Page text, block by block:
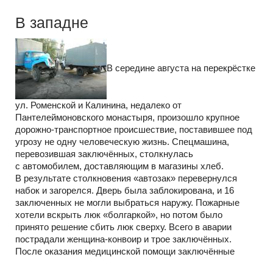
В западне
В середине августа на перекрёстке
ул. Роменской и Калинина, недалеко от
Пантелеймоновского монастыря, произошло крупное
дорожно-транспортное происшествие, поставившее под
угрозу не одну человеческую жизнь. Спецмашина,
перевозившая заключённых, столкнулась
с автомобилем, доставляющим в магазины хлеб.
В результате столкновения «автозак» перевернулся
набок и загорелся. Дверь была заблокирована, и 16
заключенных не могли выбраться наружу. Пожарные
хотели вскрыть люк «болгаркой», но потом было
принято решение сбить люк сверху. Всего в аварии
пострадали женщина-конвоир и трое заключённых.
После оказания медицинской помощи заключённые